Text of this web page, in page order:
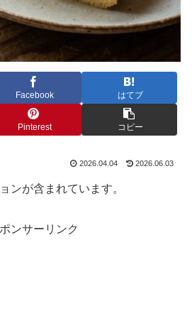
Facebook はてブ
Pinterest コピー
2026.04.04 2026.06.03
ンが含まれています。
ンサーリンク